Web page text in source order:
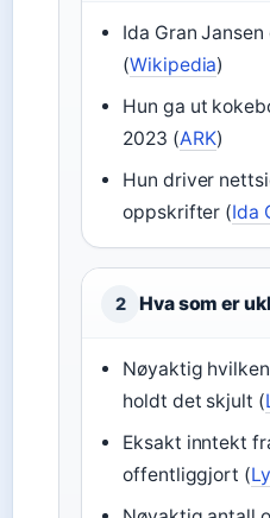
Ida Gran
(Wikipedia)
Hun ga ut
2023 (ARK)
Hun driver
oppskrifter (Ida
2 Hva som er
Nøyaktig
holdt det skjult (
Eksakt inntekt
offentliggjort (